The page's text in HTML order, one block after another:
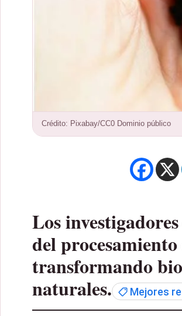
Crédito: Pixabay/CC0 Dominio público
Los
del
transformando
naturales.
Mejores